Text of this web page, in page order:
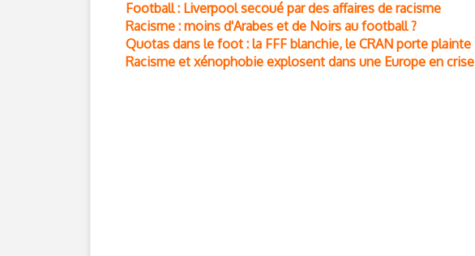
Football : Liverpool secoué par des affaires de racisme
Racisme : moins d'Arabes et de Noirs au football ?
Quotas dans le foot : la FFF blanchie, le CRAN porte plainte
Racisme et xénophobie explosent dans une Europe en crise